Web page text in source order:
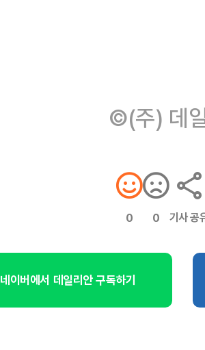
©(주) 데
0 0 기사 공
네이버에서 데일리안 구독하기